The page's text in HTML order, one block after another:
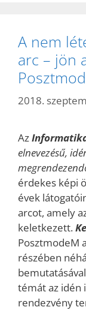
A nem
arc – jön
2018.
Az
elnevezésű,
érdekes képi
évek
arcot, amely
keletkezett.
PosztmodeM
részében
témát az idén
rendezvény